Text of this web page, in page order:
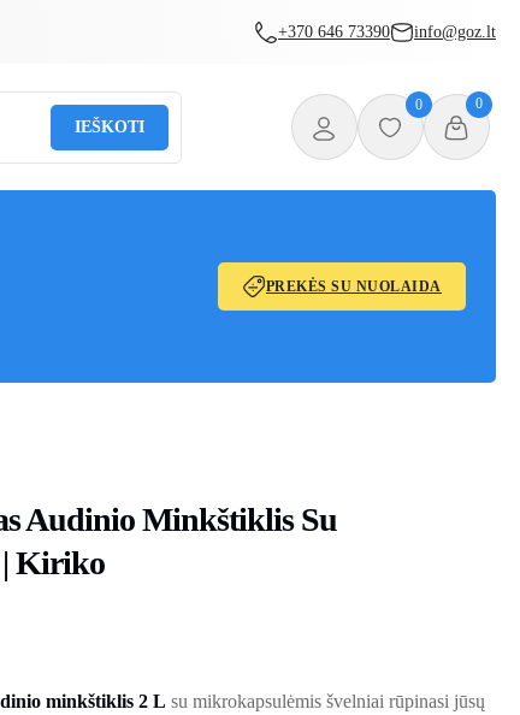
+370 646 73390 info@goz.lt
IEŠKOTI
0 0
PREKĖS SU NUOLAIDA
Audinio Minkštiklis Su
Kiriko
€7.99.
minkštiklis 2 L su mikrokapsulėmis švelniai rūpinasi jūsų